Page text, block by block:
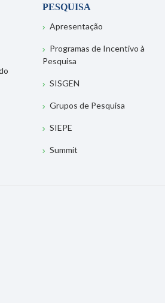
PESQUISA
Apresentação
Programas de Incentivo à
Pesquisa
SISGEN
Grupos de Pesquisa
SIEPE
Summit